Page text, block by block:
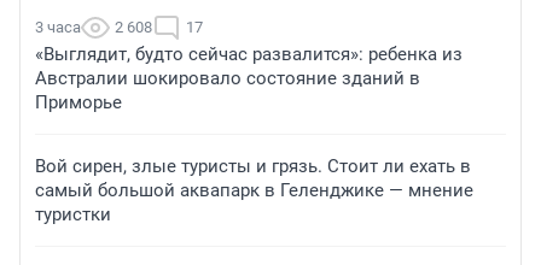
3 часа 2 608 17
«Выглядит, будто сейчас развалится»: ребенка из
Австралии шокировало состояние зданий в
Приморье
Вой сирен, злые туристы и грязь. Стоит ли ехать в
самый большой аквапарк в Геленджике — мнение
туристки